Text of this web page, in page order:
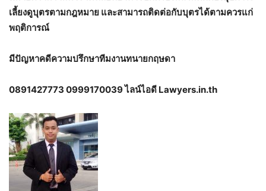
เลี้ยงดูบุตรตามกฎหมาย และสามารถติดต่อกับบุตรได้ตามควรแก่
พฤติการณ์
มีปัญหาคดีความปรึกษาทีมงานทนายกฤษดา
0891427773 0999170039 ไลน์ไอดี Lawyers.in.th